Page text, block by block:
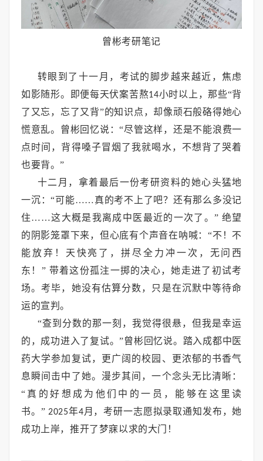
曾彬考研笔记
转眼到了十一月，考试的脚步越来越近，焦虑
如影随形。即便每天伏案苦熬14小时以上，那些“背
了又忘，忘了又背”的知识点，却像顽石般硌得她心
慌意乱。曾彬回忆说：“尽管这样，还是不能浪费一
点时间，背得嗓子冒烟了我就喝水，不想背了哭着
也要背。”
十二月，拿着最后一份考研资料的她心头猛地
一沉：“可能……真的考不上了吧？还有那么多没记
住……这大概是我离成中医最近的一次了。” 绝望
的阴影笼罩下来，但心底有个声音在呐喊：“不！不
能放弃！天快亮了，拼尽全力冲一次，无问西
东！” 带着这份孤注一掷的决心，她走进了初试考
场。考毕，她没有估算分数，只是在沉默中等待命
运的宣判。
“查到分数的那一刻，我觉得很悬，但我是幸运
的，成功进入了复试。”曾彬回忆说。踏入成都中医
药大学参加复试，更广阔的校园、更浓郁的书香气
息瞬间击中了她。漫步其间，一个念头无比清晰：
“真的好想成为他们中的一员，能够在这里读
书。” 2025年4月，考研一志愿拟录取通知发布，她
成功上岸，推开了梦寐以求的大门！